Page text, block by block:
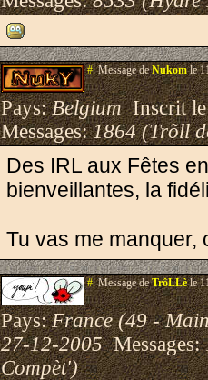
#.Message deNukomle
Pays:BelgiumInscrit
Messages:1864 (Trõll
Des IRL aux Fêtes
bienveillantes, la
Tu vas me manquer,
#.Message deTrôLLèle
Pays:France (49 -
27-12-2005Messages:
Compèt')